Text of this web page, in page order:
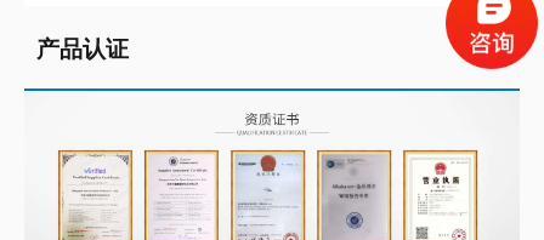
产品认证